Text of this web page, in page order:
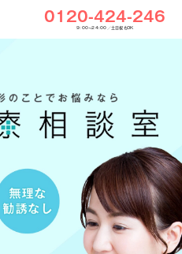
0120-424-246
9:00〜24:00／土日祝もOK